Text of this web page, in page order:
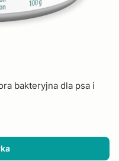
bakteryjna dla psa i